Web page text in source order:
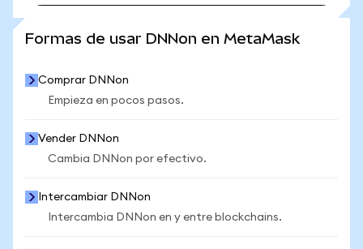
Formas de usar DNNon en MetaMask
Comprar DNNon
Empieza en pocos pasos.
Vender DNNon
Cambia DNNon por efectivo.
Intercambiar DNNon
Intercambia DNNon en y entre blockchains.